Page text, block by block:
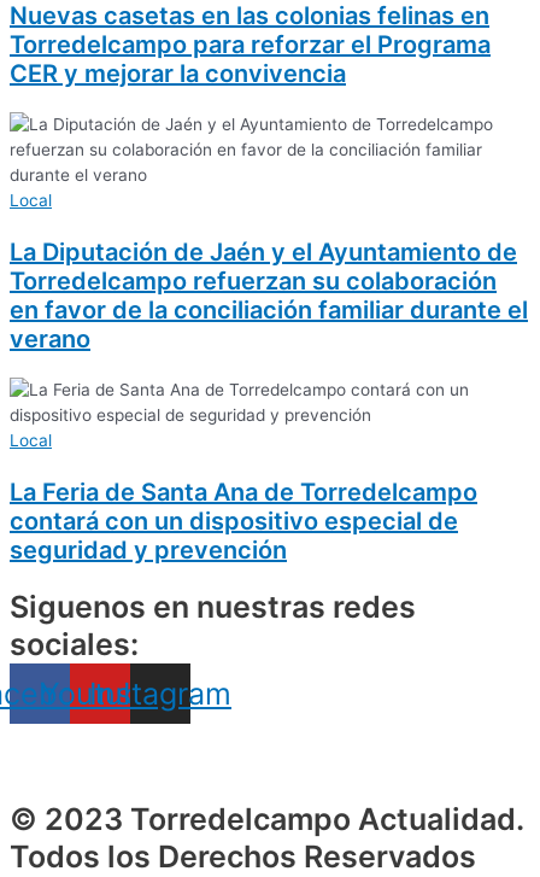
Nuevas casetas en las colonias felinas en
Torredelcampo para reforzar el Programa
CER y mejorar la convivencia
Local
La Diputación de Jaén y el Ayuntamiento de
Torredelcampo refuerzan su colaboración
en favor de la conciliación familiar durante el
verano
Local
La Feria de Santa Ana de Torredelcampo
contará con un dispositivo especial de
seguridad y prevención
Siguenos en nuestras redes
sociales:
Youtube
Instagram
© 2023 Torredelcampo Actualidad.
Todos los Derechos Reservados